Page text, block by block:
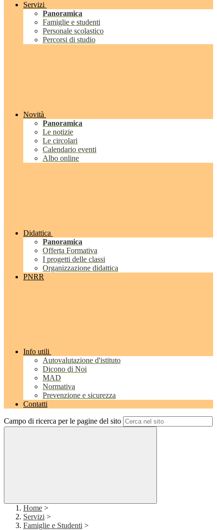
Servizi
Panoramica
Famiglie e studenti
Personale scolastico
Percorsi di studio
Novità
Panoramica
Le notizie
Le circolari
Calendario eventi
Albo online
Didattica
Panoramica
Offerta Formativa
I progetti delle classi
Organizzazione didattica
PNRR
Info utili
Autovalutazione d'istituto
Dicono di Noi
MAD
Normativa
Prevenzione e sicurezza
Contatti
Campo di ricerca per le pagine del sito
Home >
Servizi >
Famiglie e Studenti >